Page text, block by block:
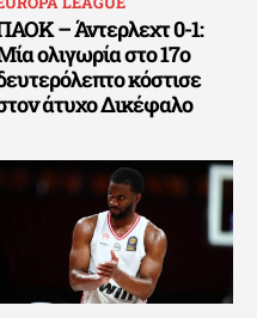
– Άντερλεχτ 0-1:
ολιγωρία στο 17ο
κόστισε
άτυχο Δικέφαλο